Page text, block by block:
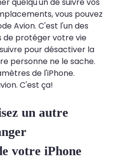
vous pouvez
Avion. C'est l'un des
de protéger votre vie
pour désactiver la
personne ne le sache.
de l'iPhone.
C'est ça!
un autre
votre iPhone